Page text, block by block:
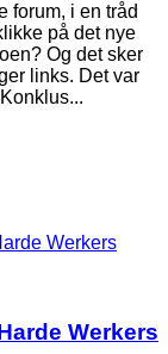
forum, i en tråd
på det nye
Og det sker
links. Det var
Werkers
Werkers